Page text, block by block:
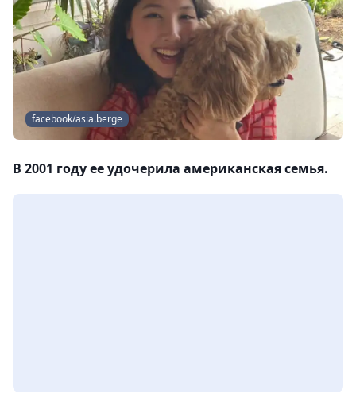
facebook/asia.berge
В 2001 году ее удочерила американская семья.